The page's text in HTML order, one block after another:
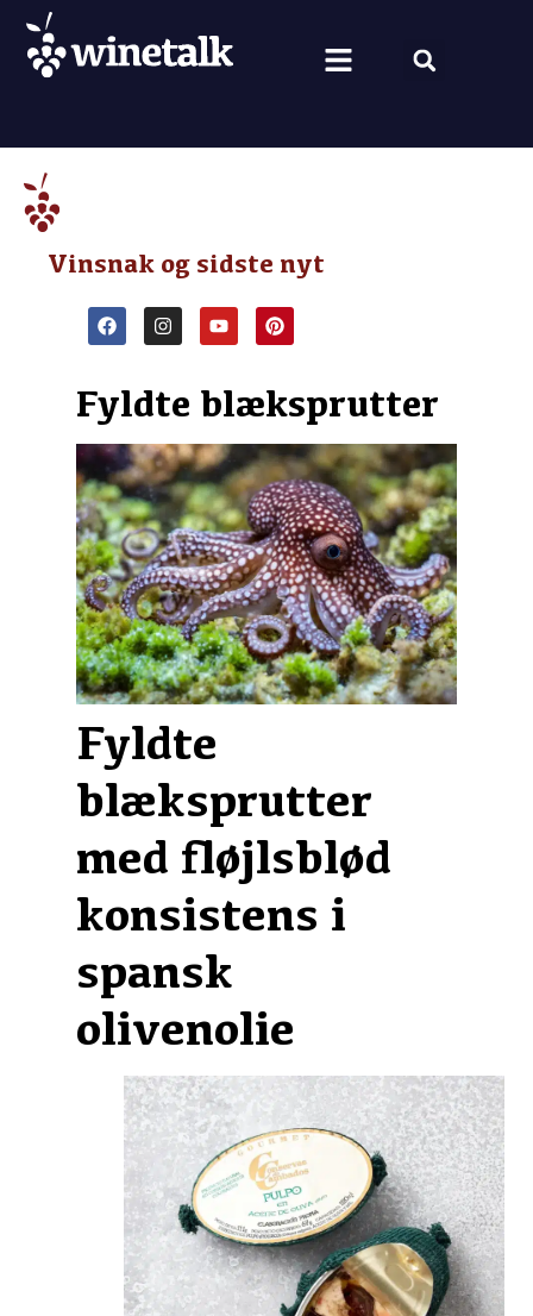
Vinsnak og sidste nyt
Fyldte blæksprutter
Fyldte
blæksprutter
med fløjlsblød
konsistens i
spansk
olivenolie